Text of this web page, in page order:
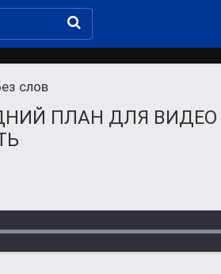
слов
ПЛАН ДЛЯ ВИДЕО